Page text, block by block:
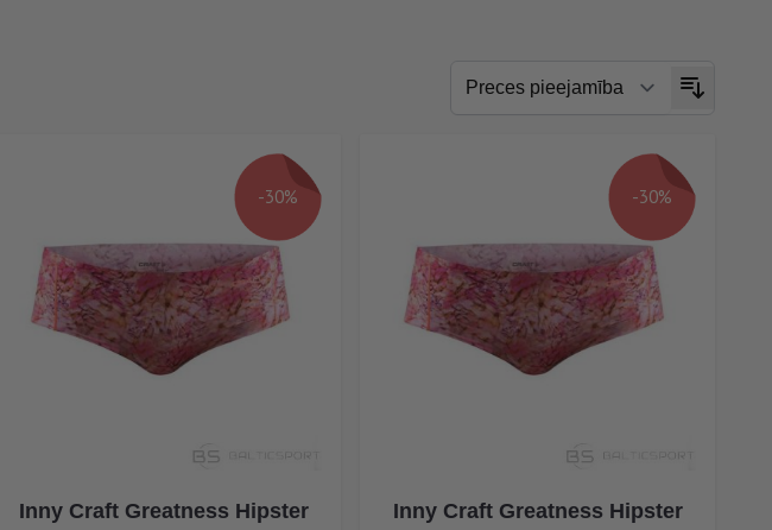
-30%
Inny Craft Greatness Hipster
-30%
Inny Craft Greatness Hipster